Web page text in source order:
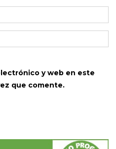
y web en este
que comente.